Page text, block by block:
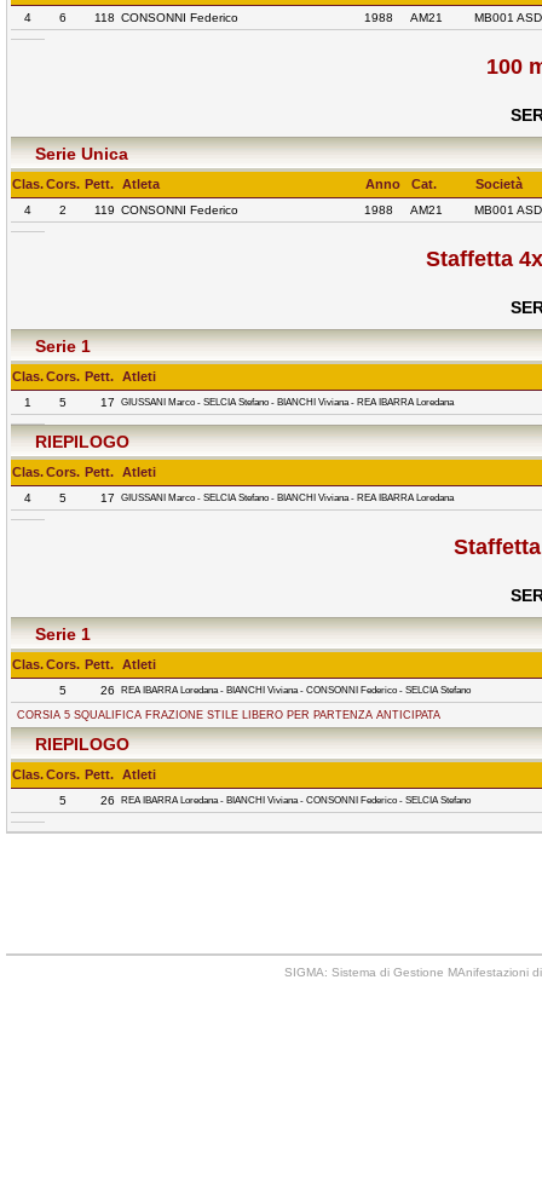
4 6 118 CONSONNI Federico 1988 AM21 MB001
100
Serie Unica
Clas.Cors. Pett. Atleta Anno Cat. Società
4 2 119 CONSONNI Federico 1988 AM21 MB001
Staffetta
Serie 1
Clas.Cors. Pett. Atleti
1 5 17 GIUSSANI Marco - SELCIA Stefano - BIANCHI Viviana - REA IBARRA Loredana
RIEPILOGO
Clas.Cors. Pett. Atleti
4 5 17 GIUSSANI Marco - SELCIA Stefano - BIANCHI Viviana - REA IBARRA Loredana
Serie 1
Clas.Cors. Pett. Atleti
5 26 REA IBARRA Loredana - BIANCHI Viviana - CONSONNI Federico - SELCIA Stefano
CORSIA 5 SQUALIFICA FRAZIONE STILE LIBERO PER PARTENZA ANTICIPATA
RIEPILOGO
Clas.Cors. Pett. Atleti
5 26 REA IBARRA Loredana - BIANCHI Viviana - CONSONNI Federico - SELCIA Stefano
SIGMA: Sistema di Gestione MAnifestazioni